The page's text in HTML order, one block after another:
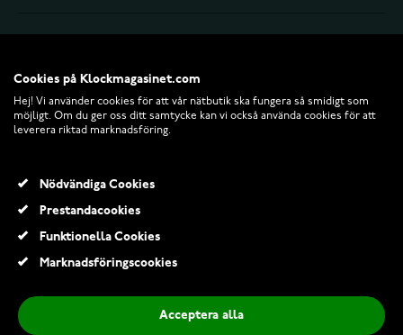
© 2026 Klockmagasinet.com
1 925,00 Kr
Cookies på Klockmagasinet.com
Hej! Vi använder cookies för att vår nätbutik ska fungera så smidigt som
möjligt. Om du ger oss ditt samtycke kan vi också använda cookies för att
leverera riktad marknadsföring.
Nödvändiga Cookies
Prestandacookies
Funktionella Cookies
Marknadsföringscookies
Acceptera alla